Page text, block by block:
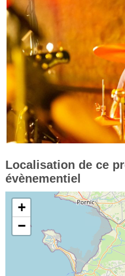
Localisation de ce
évènementiel
+
−